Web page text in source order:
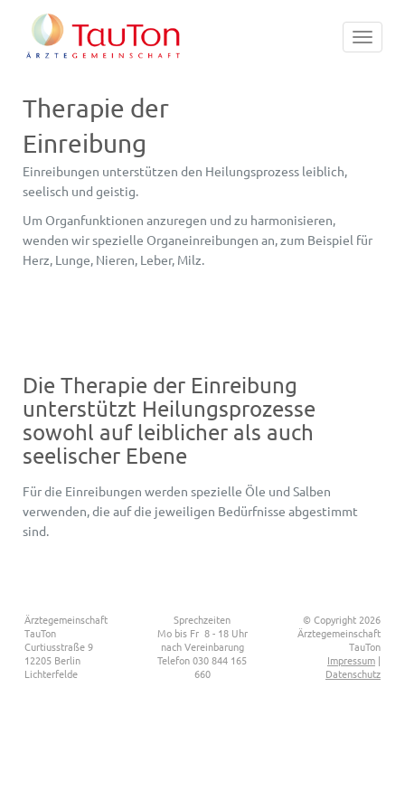
Toggle
Therapie der
Einreibung
Einreibungen unterstützen den Heilungsprozess leiblich,
seelisch und geistig.
Um Organfunktionen anzuregen und zu harmonisieren,
wenden wir spezielle Organeinreibungen an, zum Beispiel für
Herz, Lunge, Nieren, Leber, Milz.
Die Therapie der Einreibung
unterstützt Heilungsprozesse
sowohl auf leiblicher als auch
seelischer Ebene
Für die Einreibungen werden spezielle Öle und Salben
verwenden, die auf die jeweiligen Bedürfnisse abgestimmt
sind.
Ärztegemeinschaft
TauTon
Curtiusstraße 9
12205 Berlin
Lichterfelde
Sprechzeiten
Mo bis Fr 8 - 18 Uhr
nach Vereinbarung
Telefon 030 844 165
660
© Copyright 2026
Ärztegemeinschaft
TauTon
Impressum|
Datenschutz